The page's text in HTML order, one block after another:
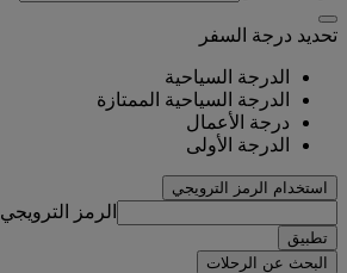
تحديد درجة السفر
الدرجة السياحية
الدرجة السياحية الممتازة
درجة الأعمال
الدرجة الأولى
استخدام الرمز الترويجي
الرمز الترويجي
تطبيق
البحث عن الرحلات